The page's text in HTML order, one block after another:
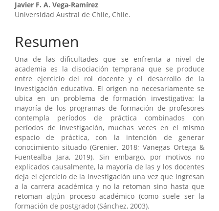
Contenido
principal
del
artículo
Javier F. A. Vega-Ramírez
Universidad Austral de Chile, Chile.
Resumen
Una de las dificultades que se enfrenta a nivel de
academia es la disociación temprana que se produce
entre ejercicio del rol docente y el desarrollo de la
investigación educativa. El origen no necesariamente se
ubica en un problema de formación investigativa: la
mayoría de los programas de formación de profesores
contempla períodos de práctica combinados con
períodos de investigación, muchas veces en el mismo
espacio de práctica, con la intención de generar
conocimiento situado (Grenier, 2018; Vanegas Ortega &
Fuentealba Jara, 2019). Sin embargo, por motivos no
explicados causalmente, la mayoría de las y los docentes
deja el ejercicio de la investigación una vez que ingresan
a la carrera académica y no la retoman sino hasta que
retoman algún proceso académico (como suele ser la
formación de postgrado) (Sánchez, 2003).